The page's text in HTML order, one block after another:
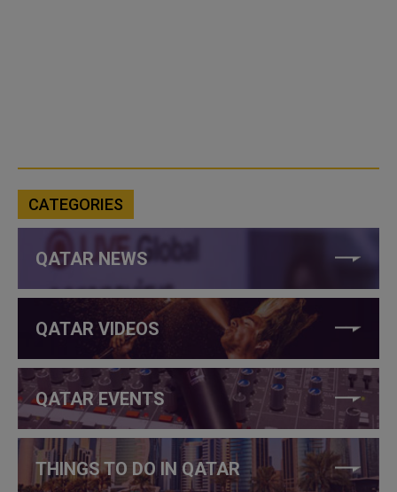
CATEGORIES
QATAR NEWS
QATAR VIDEOS
QATAR EVENTS
THINGS TO DO IN QATAR